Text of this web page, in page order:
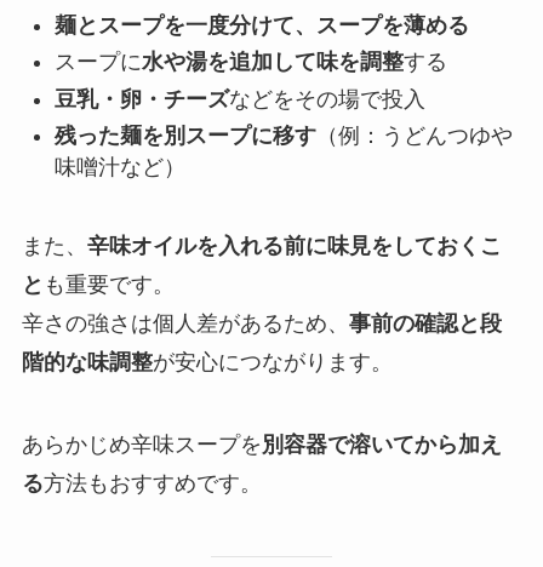
麺とスープを一度分けて、スープを薄める
スープに水や湯を追加して味を調整する
豆乳・卵・チーズなどをその場で投入
残った麺を別スープに移す（例：うどんつゆや
味噌汁など）
また、 辛味オイルを入れる前に味見をしておくこ
と も重要です。
辛さの強さは個人差があるため、 事前の確認と段
階的な味調整が安心につながります。
あらかじめ辛味スープを 別容器で溶いてから加え
る方法もおすすめです。